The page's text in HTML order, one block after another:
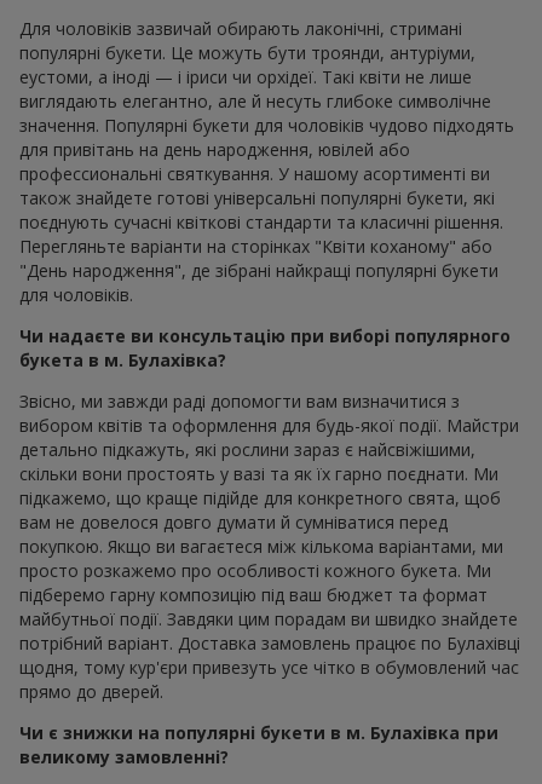
Для чоловіків зазвичай обирають лаконічні, стримані
популярні букети. Це можуть бути троянди, антуріуми,
еустоми, а іноді — і іриси чи орхідеї. Такі квіти не лише
виглядають елегантно, але й несуть глибоке символічне
значення. Популярні букети для чоловіків чудово підходять
для привітань на день народження, ювілей або
профессиональні святкування. У нашому асортименті ви
також знайдете готові універсальні популярні букети, які
поєднують сучасні квіткові стандарти та класичні рішення.
Перегляньте варіанти на сторінках "Квіти коханому" або
"День народження", де зібрані найкращі популярні букети
для чоловіків.
Чи надаєте ви консультацію при виборі популярного
букета в м. Булахівка?
Звісно, ми завжди раді допомогти вам визначитися з
вибором квітів та оформлення для будь-якої події. Майстри
детально підкажуть, які рослини зараз є найсвіжішими,
скільки вони простоять у вазі та як їх гарно поєднати. Ми
підкажемо, що краще підійде для конкретного свята, щоб
вам не довелося довго думати й сумніватися перед
покупкою. Якщо ви вагаєтеся між кількома варіантами, ми
просто розкажемо про особливості кожного букета. Ми
підберемо гарну композицію під ваш бюджет та формат
майбутньої події. Завдяки цим порадам ви швидко знайдете
потрібний варіант. Доставка замовлень працює по Булахівці
щодня, тому кур'єри привезуть усе чітко в обумовлений час
прямо до дверей.
Чи є знижки на популярні букети в м. Булахівка при
великому замовленні?